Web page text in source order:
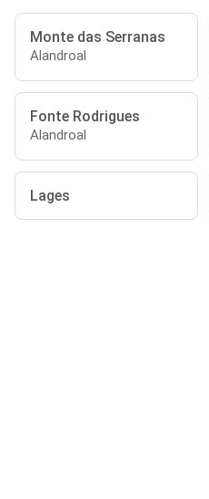
Monte das Serranas
Alandroal
Fonte Rodrigues
Alandroal
Lages